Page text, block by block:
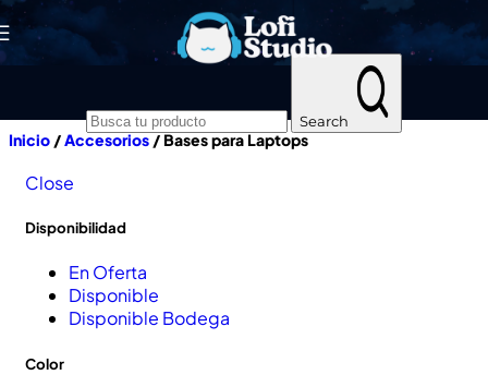
Skip to navigation Skip to main content
Search
Inicio /Accesorios/Bases para Laptops
Close
Disponibilidad
En Oferta
Disponible
Disponible Bodega
Color